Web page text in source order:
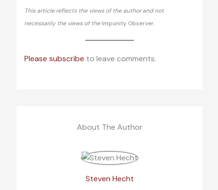
This article reflects the views of the author and not
necessarily the views of the Impunity Observer.
Please subscribe to leave comments.
About The Author
Steven Hecht